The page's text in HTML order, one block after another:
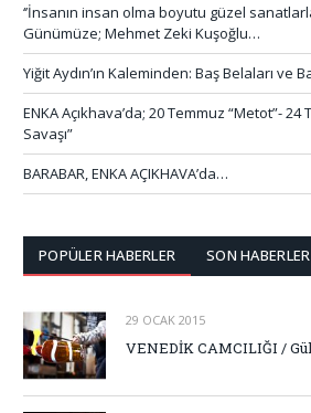
‘’İnsanın insan olma boyutu güzel
Günümüze; Mehmet Zeki Kuşoğlu…
Yiğit Aydın’ın Kaleminden: Baş Belaları ve
ENKA Açıkhava’da; 20 Temmuz “Metot”-
Savaşı”
BARABAR, ENKA AÇIKHAVA’da…
POPÜLER HABERLER SON HABERLER
29 OCAK 2015
VENEDİK CAMCILIĞI /